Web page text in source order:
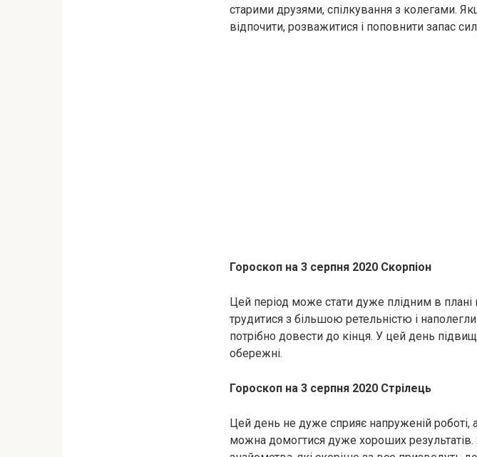
старими друзями, спілкування з колегами.
відпочити, розважитися і поповнити запас
Гороскоп на 3 серпня 2020 Скорпіон
Цей період може стати дуже плідним в плані
трудитися з більшою ретельністю і
потрібно довести до кінця. У цей день
обережні.
Гороскоп на 3 серпня 2020 Стрілець
Цей день не дуже сприяє напруженій
можна домогтися дуже хороших результатів.